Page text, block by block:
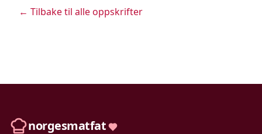
← Tilbake til alle oppskrifter
norgesmatfat